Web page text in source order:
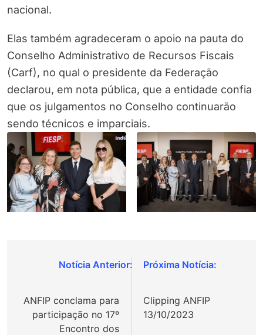
nacional.
Elas também agradeceram o apoio na pauta do
Conselho Administrativo de Recursos Fiscais
(Carf), no qual o presidente da Federação
declarou, em nota pública, que a entidade confia
que os julgamentos no Conselho continuarão
sendo técnicos e imparciais.
Navegação
Post
ANFIP conclama para
participação no 17º
Encontro dos
Clipping ANFIP
13/10/2023